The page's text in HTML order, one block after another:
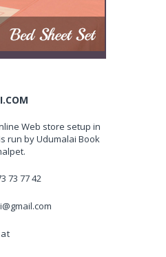
Web store setup in
run by Udumalai Book
73 77 42